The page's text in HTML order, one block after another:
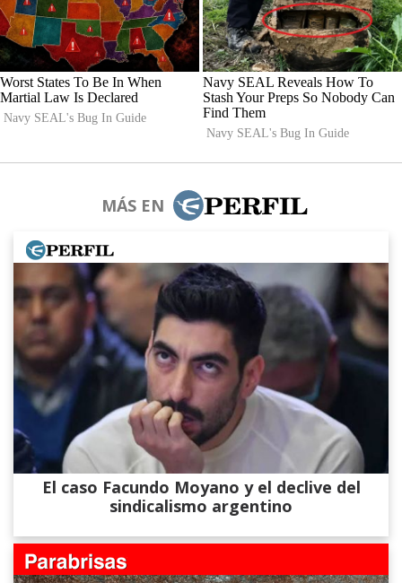
MÁS EN
El caso Facundo Moyano y el declive del
sindicalismo argentino